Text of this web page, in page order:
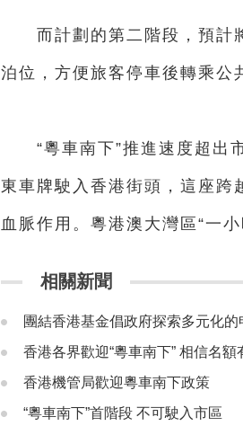
而計劃的第二階段，預計將
泊位，方便旅客停車後轉乘公
“粵車南下”推進速度超出市
東車牌駛入香港街頭，這座跨
血脈作用。粵港澳大灣區“一
相關新聞
團結香港基金倡政府探索多元化的
香港各界歡迎“粵車南下” 相信名額
香港機管局歡迎粵車南下政策
“粵車南下”首階段 不可駛入市區